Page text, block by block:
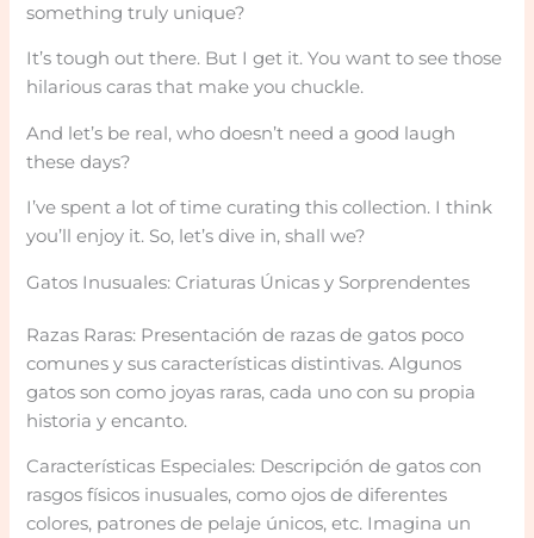
something truly unique?
It’s tough out there. But I get it. You want to see those
hilarious caras that make you chuckle.
And let’s be real, who doesn’t need a good laugh
these days?
I’ve spent a lot of time curating this collection. I think
you’ll enjoy it. So, let’s dive in, shall we?
Gatos Inusuales: Criaturas Únicas y Sorprendentes
Razas Raras: Presentación de razas de gatos poco
comunes y sus características distintivas. Algunos
gatos son como joyas raras, cada uno con su propia
historia y encanto.
Características Especiales: Descripción de gatos con
rasgos físicos inusuales, como ojos de diferentes
colores, patrones de pelaje únicos, etc. Imagina un